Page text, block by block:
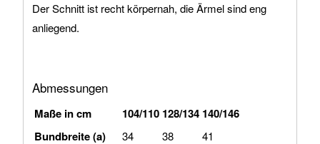
Der Schnitt ist recht körpernah, die Ärmel sind eng
anliegend.
Abmessungen
Maße in cm 104/110 128/134 140/146
Bundbreite (a)
34 38 41